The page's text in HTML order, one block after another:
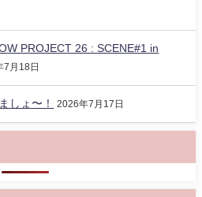
PROJECT 26 : SCENE#1 in
7月18日
しょ〜！ 2026年7月17日